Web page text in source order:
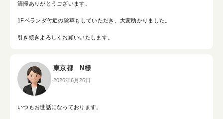
清掃ありがとうございます。
1Fベランダ付近の除草もしていただき、大変助かりました。
引き続きよろしくお願いいたします。
東京都 N様
2026年6月26日
いつもお世話になっております。